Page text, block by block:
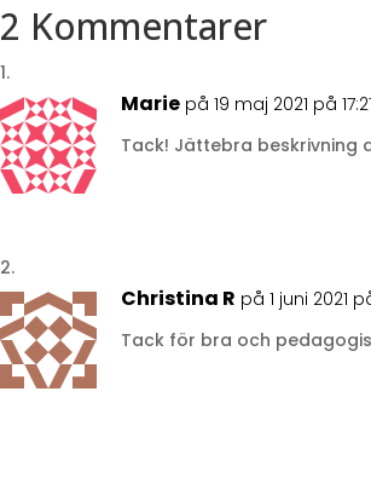
2 Kommentarer
Marie på 19 maj 2021 på
Tack! Jättebra beskrivning
Christina R på 1 juni 2021
Tack för bra och